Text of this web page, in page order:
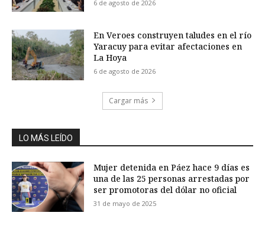
6 de agosto de 2026
En Veroes construyen taludes en el río
Yaracuy para evitar afectaciones en
La Hoya
6 de agosto de 2026
Cargar más
LO MÁS LEÍDO
Mujer detenida en Páez hace 9 días es
una de las 25 personas arrestadas por
ser promotoras del dólar no oficial
31 de mayo de 2025